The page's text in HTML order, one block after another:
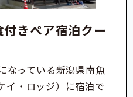
付きペア宿泊クー
なっている新潟県南魚
イ・ロッジ）に宿泊で